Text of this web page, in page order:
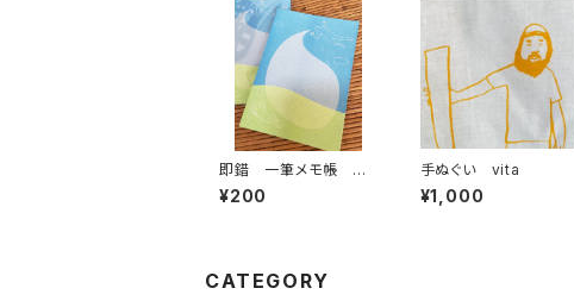
即錯 一筆メモ帳 ね
ころぶ
¥200
手ぬぐい vita
¥1,000
CATEGORY